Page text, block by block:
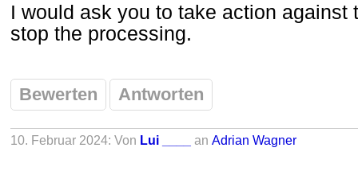
I would ask you to take action against
stop the processing.
Bewerten Antworten
10. Februar 2024: Von Lui ____ an Adrian Wagner